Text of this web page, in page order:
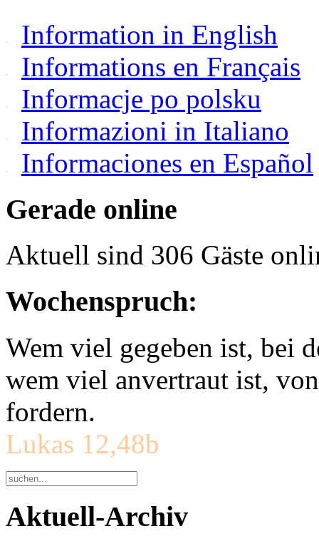
Information in English
Informations en Français
Informacje po polsku
Informazioni in Italiano
Informaciones en Español
Gerade online
Aktuell sind 306 Gäste
Wochenspruch:
Wem viel gegeben ist, bei
wem viel anvertraut ist,
fordern.
Lukas 12,48b
Aktuell-Archiv